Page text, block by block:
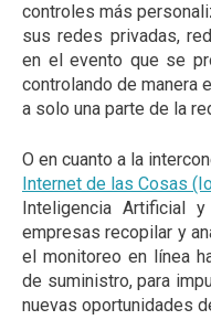
controles más
sus redes privadas,
en el evento que se
controlando de manera
a solo una parte de la
O en cuanto a la
Internet de las Cosas
Inteligencia Artificial
empresas recopilar y
el monitoreo en línea
de suministro, para
nuevas oportunidades